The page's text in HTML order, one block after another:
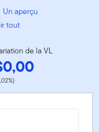
Un aperçu
tout
de la VL